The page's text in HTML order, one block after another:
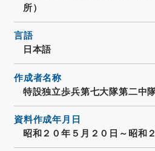
所）
言語
日本語
作成者名称
特設独立歩兵第七大隊第二中
資料作成年月日
昭和２０年５月２０日～昭和